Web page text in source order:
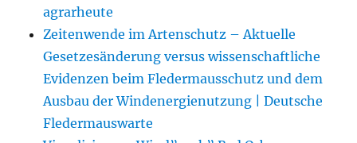
agrarheute
Zeitenwende im Artenschutz – Aktuelle
Gesetzesänderung versus wissenschaftliche
Evidenzen beim Fledermausschutz und dem
Ausbau der Windenergienutzung | Deutsche
Fledermauswarte